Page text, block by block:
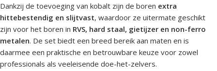
Dankzij de toevoeging van kobalt zijn de boren extra
hittebestendig en slijtvast, waardoor ze uitermate geschikt
zijn voor het boren in RVS, hard staal, gietijzer en non-ferro
metalen. De set biedt een breed bereik aan maten en is
daarmee een praktische en betrouwbare keuze voor zowel
professionals als veeleisende doe-het-zelvers.